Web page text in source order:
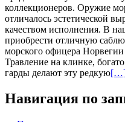
коллекционеров. Оружие
отличалось эстетической
качеством исполнения. В
приобрести отличную
морского офицера Норвегии
Травление на клинке,
гарды делают эту редкую
Навигация по